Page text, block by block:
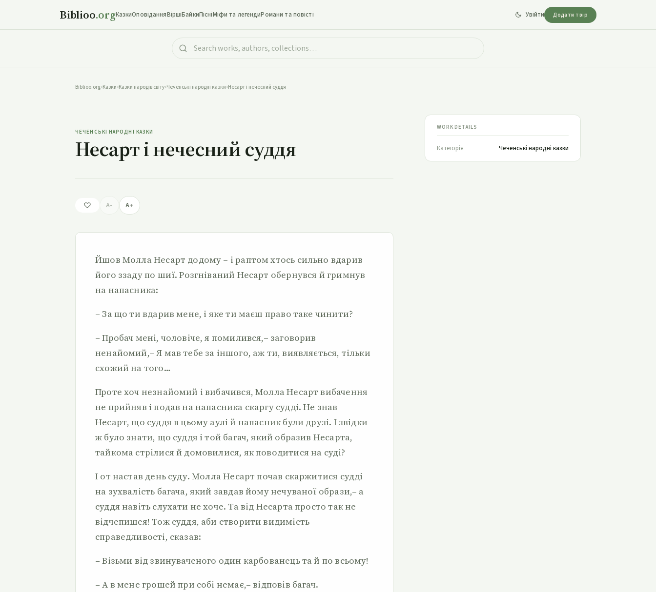
Biblioo.orgКазкиОповіданняВіршіБайкиПісніМіфи та легендиРомани та повісті Увійти Додати твір
Biblioo.org•Казки•Казки народів світу•Чеченські народні казки•Несарт і нечесний суддя
ЧЕЧЕНСЬКІ НАРОДНІ КАЗКИ
Несарт і нечесний суддя
A- A+
Йшов Молла Несарт додому – і раптом хтось сильно вдарив
його ззаду по шиї. Розгніваний Несарт обернувся й гримнув
на напасника:
– За що ти вдарив мене, і яке ти маєш право таке чинити?
– Пробач мені, чоловіче, я помилився,– заговорив
ненайомий,– Я мав тебе за іншого, аж ти, виявляється, тільки
схожий на того…
Проте хоч незнайомий і вибачився, Молла Несарт вибачення
не прийняв і подав на напасника скаргу судді. Не знав
Несарт, що суддя в цьому аулі й напасник були друзі. І звідки
ж було знати, що суддя і той багач, який образив Несарта,
тайкома стрілися й домовилися, як поводитися на суді?
І от настав день суду. Молла Несарт почав скаржитися судді
на зухвалість багача, який завдав йому нечуваної образи,– а
суддя навіть слухати не хоче. Та від Несарта просто так не
відчепишся! Тож суддя, аби створити видимість
справедливості, сказав:
– Візьми від звинуваченого один карбованець та й по всьому!
– А в мене грошей при собі немає,– відповів багач.
WORK DETAILS
Категорія Чеченські народні казки